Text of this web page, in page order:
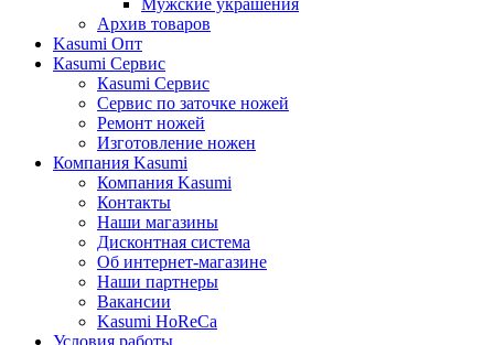
Архив товаров
Kasumi Опт
Кasumi Сервис
Кasumi Сервис
Сервис по заточке ножей
Ремонт ножей
Изготовление ножен
Компания Kasumi
Компания Kasumi
Контакты
Наши магазины
Дисконтная система
Об интернет-магазине
Наши партнеры
Вакансии
Kasumi HoReCa
Условия работы